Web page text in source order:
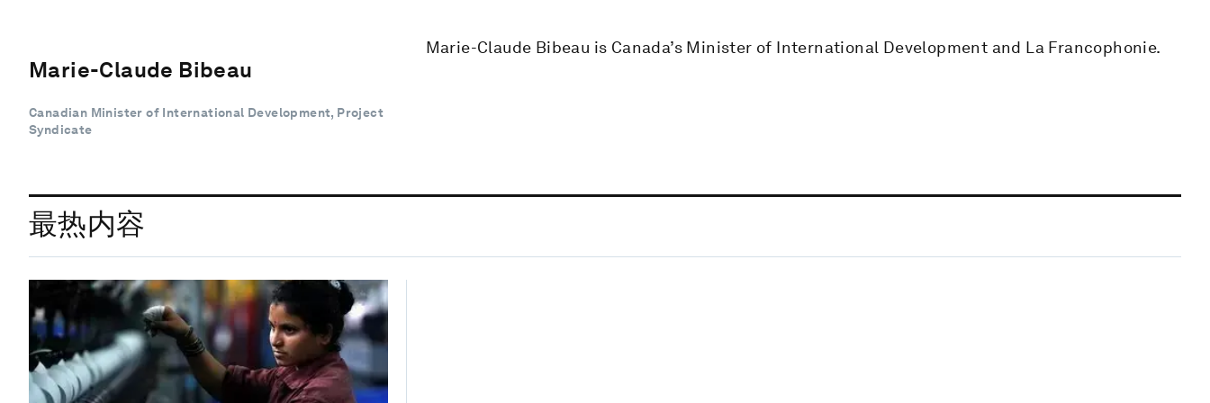
Marie-Claude Bibeau
Canadian Minister of International Development, Project
Syndicate
Marie-Claude Bibeau is Canada’s Minister of International Development and La Francophonie.
最热内容